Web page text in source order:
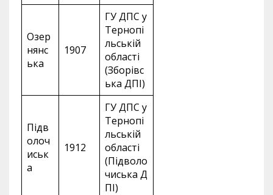
Озер
нянс
ька
1907
ГУ ДПС у
Тернопі
льській
області
(Зборівс
ька ДПІ)
Підв
олоч
иськ
а
1912
ГУ ДПС у
Тернопі
льській
області
(Підволо
чиська Д
ПІ)